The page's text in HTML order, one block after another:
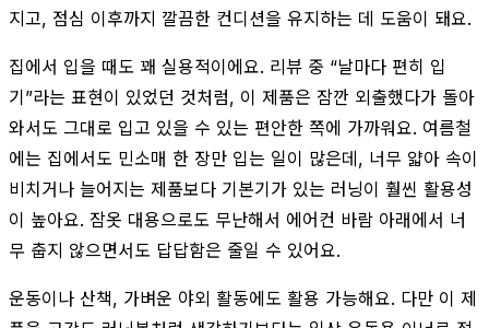
지고, 점심 이후까지 깔끔한 컨디션을 유지하는 데 도움이 돼요.
집에서 입을 때도 꽤 실용적이에요. 리뷰 중 “날마다 편히 입
기”라는 표현이 있었던 것처럼, 이 제품은 잠깐 외출했다가 돌아
와서도 그대로 입고 있을 수 있는 편안한 쪽에 가까워요. 여름철
에는 집에서도 민소매 한 장만 입는 일이 많은데, 너무 얇아 속이
비치거나 늘어지는 제품보다 기본기가 있는 러닝이 훨씬 활용성
이 높아요. 잠옷 대용으로도 무난해서 에어컨 바람 아래에서 너
무 춥지 않으면서도 답답함은 줄일 수 있어요.
운동이나 산책, 가벼운 야외 활동에도 활용 가능해요. 다만 이 제